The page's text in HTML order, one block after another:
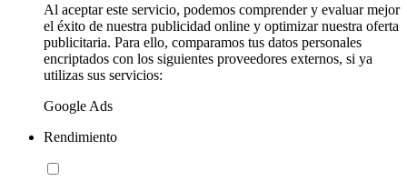
Al aceptar este servicio, podemos comprender y evaluar mejor
el éxito de nuestra publicidad online y optimizar nuestra oferta
publicitaria. Para ello, comparamos tus datos personales
encriptados con los siguientes proveedores externos, si ya
utilizas sus servicios:
Google Ads
Rendimiento